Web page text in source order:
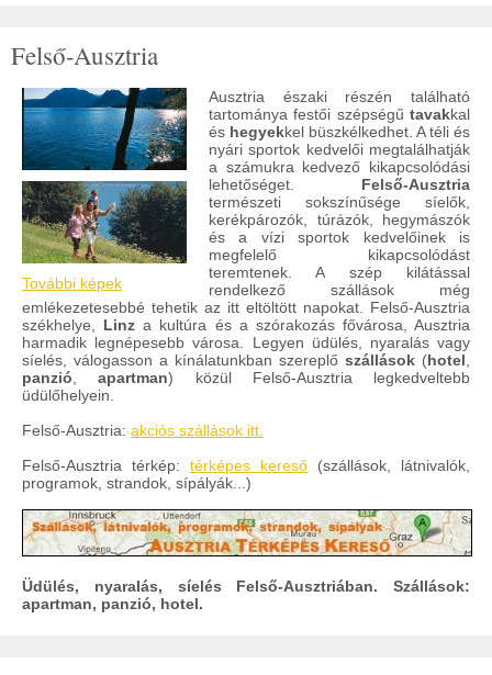
Felső-Ausztria
További képek
Ausztria északi részén található
tartománya festői szépségű tavakkal
és hegyekkel büszkélkedhet. A téli és
nyári sportok kedvelői megtalálhatják
a számukra kedvező kikapcsolódási
lehetőséget. Felső-Ausztria
természeti sokszínűsége síelők,
kerékpározók, túrázók, hegymászók
és a vízi sportok kedvelőinek is
megfelelő kikapcsolódást
teremtenek. A szép kilátással
rendelkező szállások még
emlékezetesebbé tehetik az itt eltöltött napokat. Felső-Ausztria
székhelye, Linz a kultúra és a szórakozás fővárosa, Ausztria
harmadik legnépesebb városa. Legyen üdülés, nyaralás vagy
síelés, válogasson a kínálatunkban szereplő szállások (hotel
panzió ,apartman) közül Felső-Ausztria legkedveltebb
üdülőhelyein.
Felső-Ausztria: akciós szállások itt.
Felső-Ausztria térkép: térképes kereső (szállások, látnivalók,
programok, strandok, sípályák...)
Üdülés, nyaralás, síelés Felső-Ausztriában. Szállások:
apartman, panzió, hotel.